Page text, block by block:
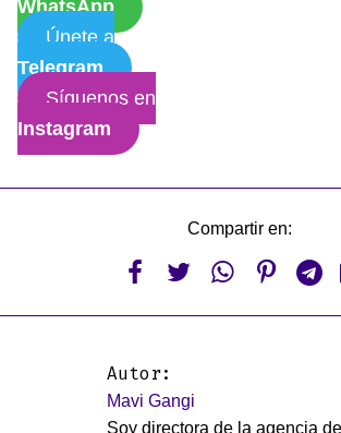
WhatsApp
Únete a
Telegram
Síguenos en
Instagram
Compartir en:
    
Autor:
Mavi Gangi
Soy directora de la agencia